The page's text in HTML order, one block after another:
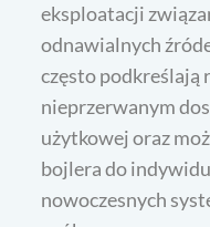
eksploatacji
odnawialnych
często podkreślają
nieprzerwanym
użytkowej oraz
bojlera do
nowoczesnych